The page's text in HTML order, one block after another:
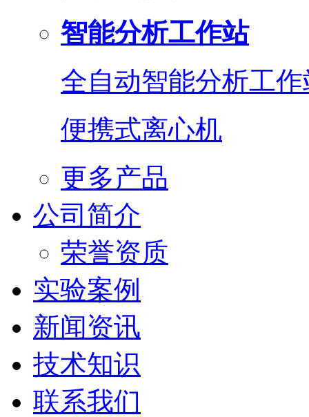
智能分析工作站
全自动智能分析工作
便携式离心机
更多产品
公司简介
荣誉资质
实验案例
新闻资讯
技术知识
联系我们